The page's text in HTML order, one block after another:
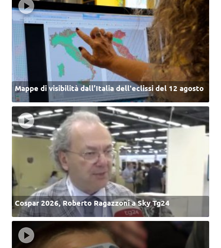
Mappe di visibilità dall’Italia dell'eclissi del 12 agosto
Cospar 2026, Roberto Ragazzoni a Sky Tg24